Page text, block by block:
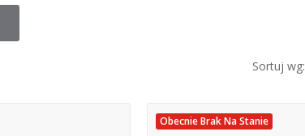
Sortuj wg:
Obecnie Brak Na Stanie